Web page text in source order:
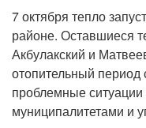
7 октября тепло
районе. Оставшиеся
Акбулакский и
отопительный
проблемные
муниципалитетами и